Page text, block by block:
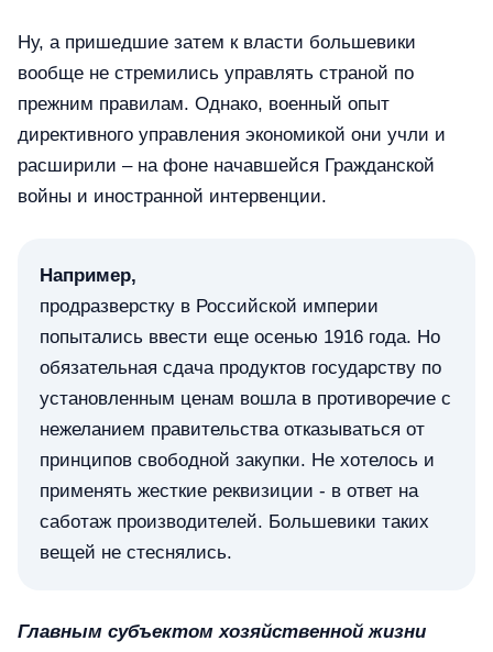
Ну, а пришедшие затем к власти большевики
вообще не стремились управлять страной по
прежним правилам. Однако, военный опыт
директивного управления экономикой они учли и
расширили – на фоне начавшейся Гражданской
войны и иностранной интервенции.
Например,
продразверстку в Российской империи
попытались ввести еще осенью 1916 года. Но
обязательная сдача продуктов государству по
установленным ценам вошла в противоречие с
нежеланием правительства отказываться от
принципов свободной закупки. Не хотелось и
применять жесткие реквизиции - в ответ на
саботаж производителей. Большевики таких
вещей не стеснялись.
Главным субъектом хозяйственной жизни